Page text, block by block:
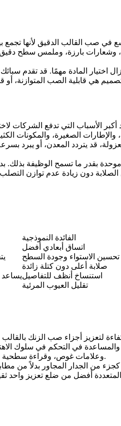
صب القالب الدقيق لأنها تجمع بين
بارزة، وملمس سطح دقيق،
اختيار المادة مهمًا. قد تقدم سبائك
هي قابلية الصب
أكبر الأسباب التي تدفع الشركات
والإطارات الصغيرة،
قد يتردد المعدن، أو يبرد
بقدر ما تسمح الوظيفة بذلك.
دون زيادة عدم توازن التصلب.
الفائدة النموذجية
اتساق أبعادي أفضل
تحسين الاستواء وجودة السطح
صلابة أعلى دون كتلة زائدة
يساعداستنساخ أنظف للتفاصيل
تقليل العيوب المرئية
لتعزيز أجزاء صب الزنك
والمساعدة في التحكم في سلوك
وعلامات غوص، وقراءة سطحية مرتبطة بالانكماش، أو إجهاد قذف. أما الأضلاع الرقيقة جدًا أو الطويلة جدًا بدون دعم فقد تملأ بشكل سيئ أو تصبح هشة أثناء المناولة.
من الجدار المجاور بدلاً من
المتعددة أفضل من ضلع تعزيز